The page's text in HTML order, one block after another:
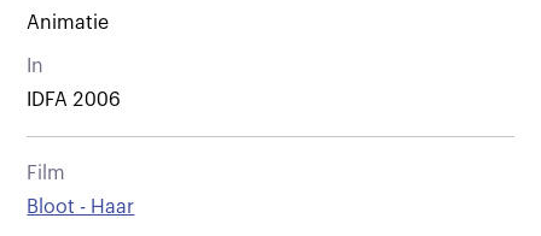
Animatie
In
IDFA 2006
Film
Bloot - Haar